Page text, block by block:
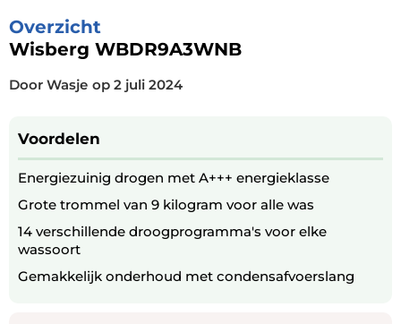
Overzicht
Wisberg WBDR9A3WNB
Door Wasje op 2 juli 2024
Voordelen
Energiezuinig drogen met A+++ energieklasse
Grote trommel van 9 kilogram voor alle was
14 verschillende droogprogramma's voor elke
wassoort
Gemakkelijk onderhoud met condensafvoerslang